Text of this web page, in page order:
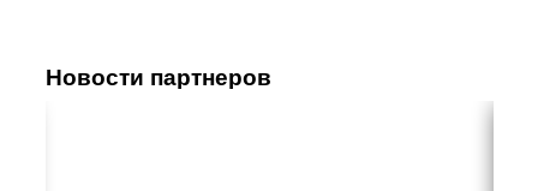
Новости партнеров